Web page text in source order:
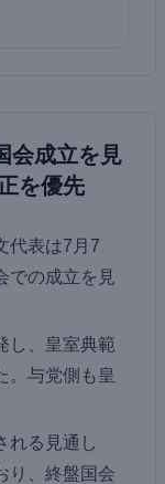
会成立を見
を優先
代表は7月7
での成立を見
し、皇室典範
。与党側も皇
れる見通し
り、終盤国会